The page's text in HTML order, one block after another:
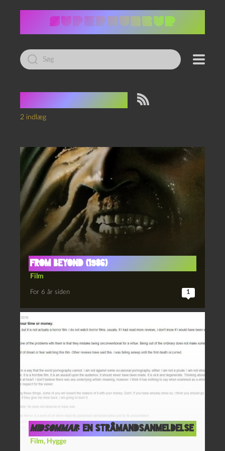
Led
efter:
bollerum
2 indlæg
From Beyond (1986)
Film
For 6 år siden 1
Midsommar: En stråmandsanmeldelse
Film, Hygge